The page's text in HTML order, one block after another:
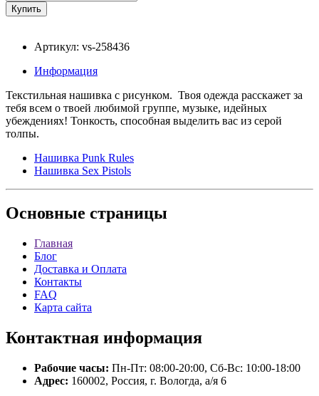
Артикул: vs-258436
Информация
Текстильная нашивка с рисунком. Твоя одежда расскажет за
тебя всем о твоей любимой группе, музыке, идейных
убеждениях! Тонкость, способная выделить вас из серой
толпы.
Нашивка Punk Rules
Нашивка Sex Pistols
Основные страницы
Главная
Блог
Доставка и Оплата
Контакты
FAQ
Карта сайта
Контактная информация
Рабочие часы: Пн-Пт: 08:00-20:00, Сб-Вс: 10:00-18:00
Адрес: 160002, Россия, г. Вологда, а/я 6